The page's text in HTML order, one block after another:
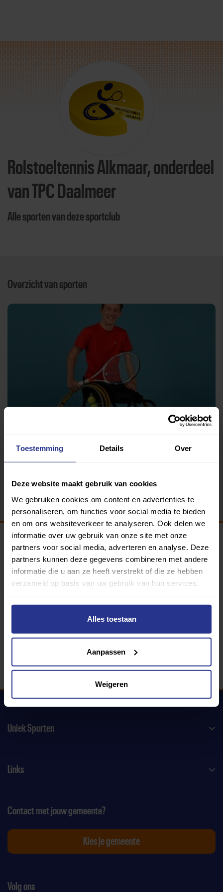
Toestemming Details Over
Deze website maakt gebruik van cookies
We gebruiken cookies om content en advertenties te
personaliseren, om functies voor social media te bieden
en om ons websiteverkeer te analyseren. Ook delen we
informatie over uw gebruik van onze site met onze
partners voor social media, adverteren en analyse. Deze
partners kunnen deze gegevens combineren met andere
informatie die u aan ze heeft verstrekt of die ze hebben
verzameld op basis van uw gebruik van hun services.
Alles toestaan
Aanpassen
Weigeren
Direct door naar content
Rolstoeltennis Alkmaar, onderdeel
van TPC Daalmeer
Alle sporten van deze sportclub
Overzicht van sporten
Terug
Programma van:
Uniek Sporten
Links
Volg ons
Contact met jouw gemeente?
Kies je gemeente